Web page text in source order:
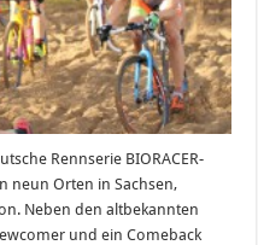
Rennserie BIORACER-
neun Orten in Sachsen,
Neben den altbekannten
und ein Comeback